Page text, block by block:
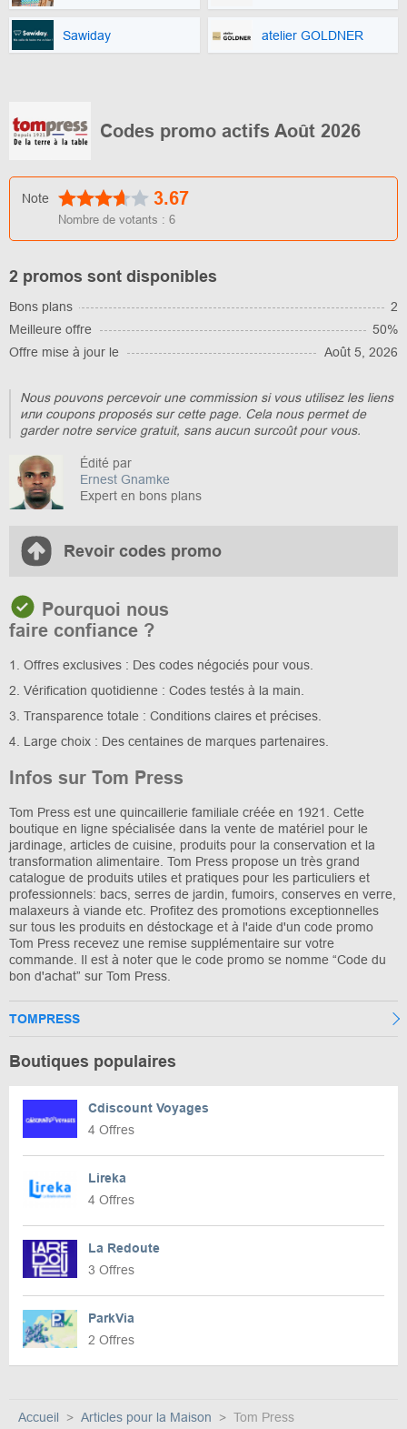
Sawiday atelier GOLDNER
Codes promo actifs Août 2026
Note 3.67
Nombre de votants : 6
2 promos sont disponibles
Bons plans
2
Meilleure offre
50%
Offre mise à jour le
Août 5, 2026
Nous pouvons percevoir une commission si vous utilisez les liens
или coupons proposés sur cette page. Cela nous permet de
garder notre service gratuit, sans aucun surcoût pour vous.
Édité par
Ernest Gnamke
Expert en bons plans
Revoir codes promo
Pourquoi nous
faire confiance ?
1. Offres exclusives : Des codes négociés pour vous.
2. Vérification quotidienne : Codes testés à la main.
3. Transparence totale : Conditions claires et précises.
4. Large choix : Des centaines de marques partenaires.
Infos sur Tom Press
Tom Press est une quincaillerie familiale créée en 1921. Cette
boutique en ligne spécialisée dans la vente de matériel pour le
jardinage, articles de cuisine, produits pour la conservation et la
transformation alimentaire. Tom Press propose un très grand
catalogue de produits utiles et pratiques pour les particuliers et
professionnels: bacs, serres de jardin, fumoirs, conserves en verre,
malaxeurs à viande etc. Profitez des promotions exceptionnelles
sur tous les produits en déstockage et à l'aide d'un code promo
Tom Press recevez une remise supplémentaire sur votre
commande. Il est à noter que le code promo se nomme “Code du
bon d'achat” sur Tom Press.
TOMPRESS
Boutiques populaires
Cdiscount Voyages
4 Offres
Lireka
4 Offres
La Redoute
3 Offres
ParkVia
2 Offres
Accueil Articles pour la Maison Tom Press